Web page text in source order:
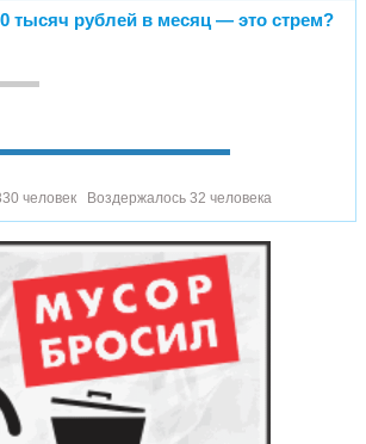
тысяч рублей в месяц — это стрем?
человек Воздержалось 32 человека